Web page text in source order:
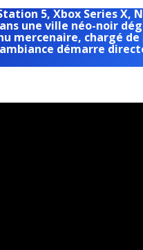
5, Xbox Series X,
une ville néo-noir
mercenaire, chargé
démarre